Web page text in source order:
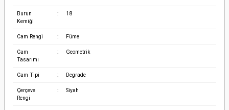
Burun
Kemiği
: 18
Cam Rengi : Füme
Cam
Tasarımı
: Geometrik
Cam Tipi : Degrade
Çerçeve
Rengi
: Siyah